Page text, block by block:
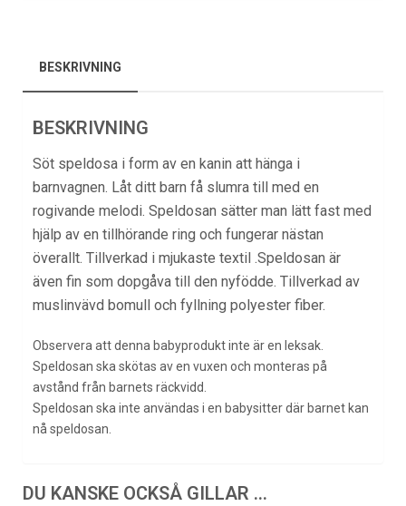
BESKRIVNING
BESKRIVNING
Söt speldosa i form av en kanin att hänga i
barnvagnen. Låt ditt barn få slumra till med en
rogivande melodi. Speldosan sätter man lätt fast med
hjälp av en tillhörande ring och fungerar nästan
överallt. Tillverkad i mjukaste textil .Speldosan är
även fin som dopgåva till den nyfödde. Tillverkad av
muslinvävd bomull och fyllning polyester fiber.
Observera att denna babyprodukt inte är en leksak.
Speldosan ska skötas av en vuxen och monteras på
avstånd från barnets räckvidd.
Speldosan ska inte användas i en babysitter där barnet kan
nå speldosan.
DU KANSKE OCKSÅ GILLAR …